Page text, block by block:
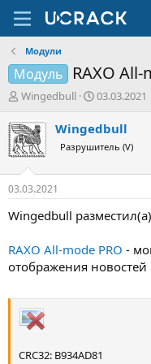
Модули
Модуль RAXO All-
А
т
о
р
т
е
м
ы
Wingedbull
Д
т
н
а
л
03.03.2021
Wingedbull
Разрушитель (V)
03.03.2021
Wingedbull
RAXO All-mode PRO -
отображения новостей
CRC32: B934AD81